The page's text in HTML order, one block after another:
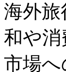
海外
和や
市場